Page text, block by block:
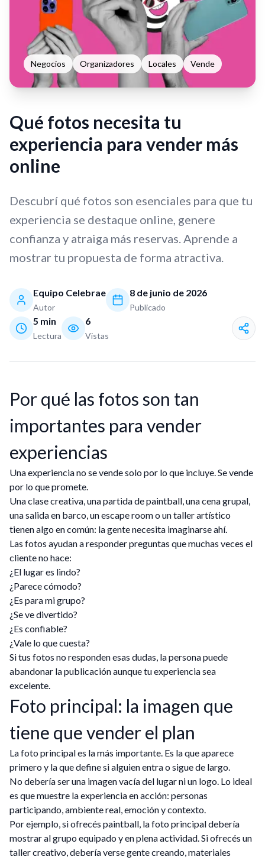
Negocios Organizadores Locales Vende
Qué fotos necesita tu
experiencia para vender más
online
Descubrí qué fotos son esenciales para que tu
experiencia se destaque online, genere
confianza y atraiga más reservas. Aprende a
mostrar tu propuesta de forma atractiva.
Equipo Celebrae
Autor
8 de junio de 2026
Publicado
5 min
Lectura
6
Vistas
Por qué las fotos son tan
importantes para vender
experiencias
Una experiencia no se vende solo por lo que incluye. Se vende
por lo que promete.
Una clase creativa, una partida de paintball, una cena grupal,
una salida en barco, un escape room o un taller artístico
tienen algo en común: la gente necesita imaginarse ahí.
Las fotos ayudan a responder preguntas que muchas veces el
cliente no hace:
¿El lugar es lindo?
¿Parece cómodo?
¿Es para mi grupo?
¿Se ve divertido?
¿Es confiable?
¿Vale lo que cuesta?
Si tus fotos no responden esas dudas, la persona puede
abandonar la publicación aunque tu experiencia sea
excelente.
Foto principal: la imagen que
tiene que vender el plan
La foto principal es la más importante. Es la que aparece
primero y la que define si alguien entra o sigue de largo.
No debería ser una imagen vacía del lugar ni un logo. Lo ideal
es que muestre la experiencia en acción: personas
participando, ambiente real, emoción y contexto.
Por ejemplo, si ofrecés paintball, la foto principal debería
mostrar al grupo equipado y en plena actividad. Si ofrecés un
taller creativo, debería verse gente creando, materiales